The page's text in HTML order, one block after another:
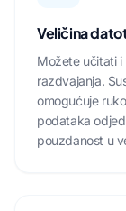
Veličina
Možete učitati
razdvajanja.
omogućuje
podataka
pouzdanost u